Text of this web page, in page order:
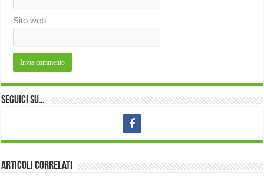
Sito web
Seguici su…
Articoli correlati